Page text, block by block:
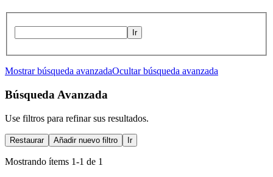
Ir
Mostrar búsqueda avanzadaOcultar búsqueda avanzada
Búsqueda Avanzada
Use filtros para refinar sus resultados.
Restaurar Añadir nuevo filtro Ir
Mostrando ítems 1-1 de 1